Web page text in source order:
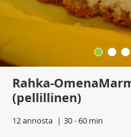
Rahka-
(pellillinen)
12 annosta 30 - 60 min